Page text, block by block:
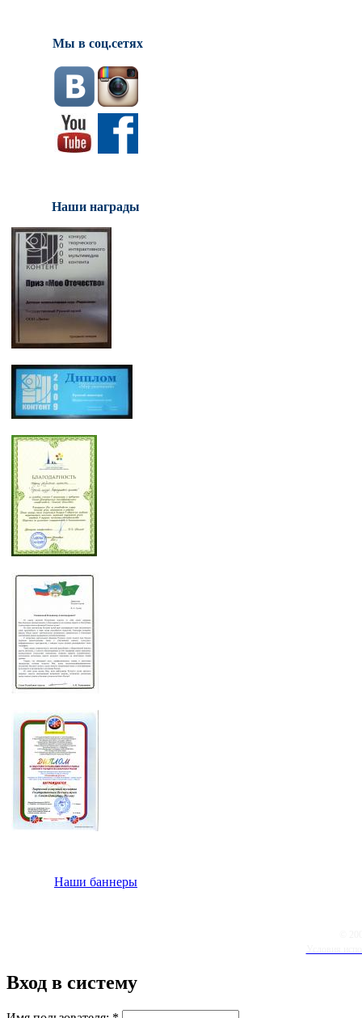
Мы в соц.сетях
Наши награды
Наши баннеры
Вход в систему